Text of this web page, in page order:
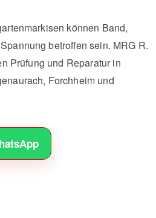
können Band,
betroffen sein. MRG R.
Prüfung und Reparatur in
Forchheim und